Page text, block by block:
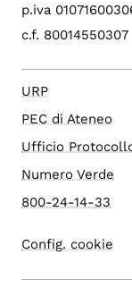
p.iva
c.f. 80014550307
URP
PEC di Ateneo
Ufficio
Numero Verde
800-24-14-33
Config. cookie